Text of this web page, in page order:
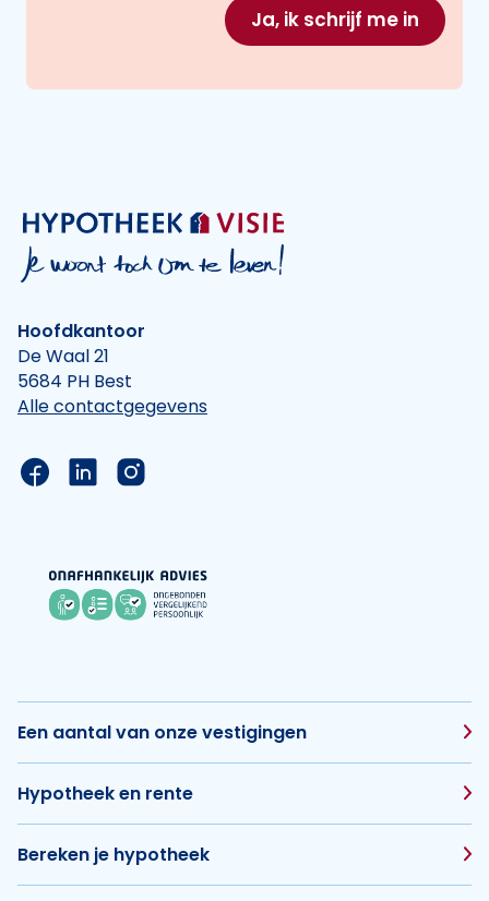
Ja, ik schrijf me in
Hoofdkantoor
De Waal 21
5684 PH Best
Alle contactgegevens
Link naar de Facebook pagina van Hypotheek
Link naar de LinkedIn pagina van
Link naar de Instagram pagina van
Een aantal van onze vestigingen
Hypotheek en rente
Bereken je hypotheek